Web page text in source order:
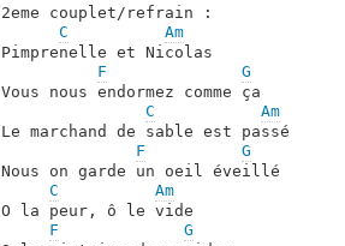
2eme couplet/refrain :
C
Am
Pimprenelle et Nicolas
F
G
Vous nous endormez comme ça
C
Am
Le marchand de sable est passé
F
G
Nous on garde un oeil éveillé
C
Am
O la peur, ô le vide
F
G